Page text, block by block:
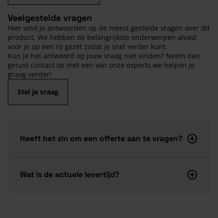
Veelgestelde vragen
Hier vind je antwoorden op de meest gestelde vragen over dit
product. We hebben de belangrijkste onderwerpen alvast
voor je op een rij gezet zodat je snel verder kunt.
Kun je het antwoord op jouw vraag niet vinden? Neem dan
gerust contact op met een van onze experts we helpen je
graag verder!
Stel je vraag
Heeft het zin om een offerte aan te vragen?
Wat is de actuele levertijd?